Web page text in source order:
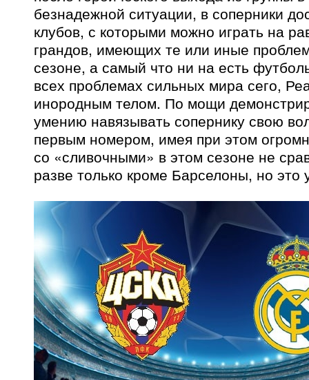
безнадежной ситуации, в соперники
клубов, с которыми можно играть на
грандов, имеющих те или иные
сезоне, а самый что ни на есть
всех проблемах сильных мира сего,
инородным телом. По мощи
умению навязывать сопернику свою
первым номером, имея при этом
со «сливочными» в этом сезоне не
разве только кроме Барселоны, но это